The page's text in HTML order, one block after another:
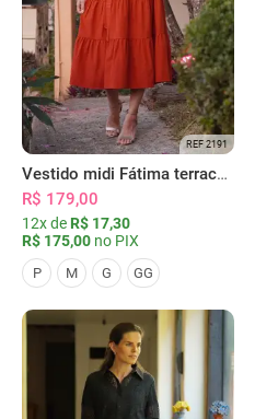
REF 2191
Vestido midi Fátima terracota
R$ 179,00
12x de R$ 17,30
R$ 175,00 no PIX
P M G GG